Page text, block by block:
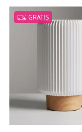
GRATIS